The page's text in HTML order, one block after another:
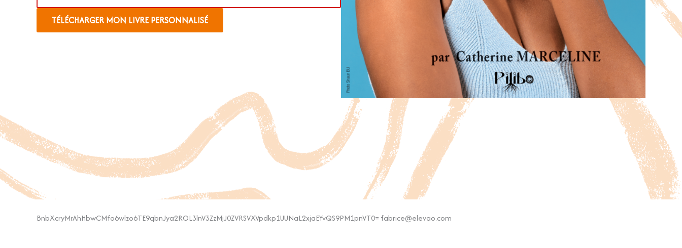
TÉLÉCHARGER MON LIVRE PERSONNALISÉ
BnbXcryMrAhHbwCMfo6wlzo6TE9qbnJya2ROL3lnV3ZzMjJ0ZVRSVXVpdkp1UUNaL2xjaEYvQS9PM1pnVT0= fabrice@elevao.com